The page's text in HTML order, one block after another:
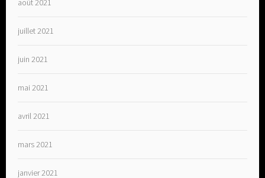
août 2021
juillet 2021
juin 2021
mai 2021
avril 2021
mars 2021
janvier 2021